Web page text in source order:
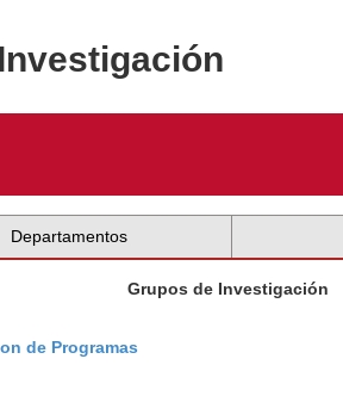
Departamentos
Grupos de Investigación
de Programas